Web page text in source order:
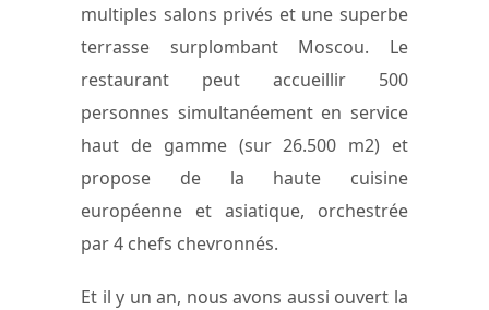
multiples salons privés et une superbe
terrasse surplombant Moscou. Le
restaurant peut accueillir 500
personnes simultanéement en service
haut de gamme (sur 26.500 m2) et
propose de la haute cuisine
européenne et asiatique, orchestrée
par 4 chefs chevronnés.
Et il y un an, nous avons aussi ouvert la